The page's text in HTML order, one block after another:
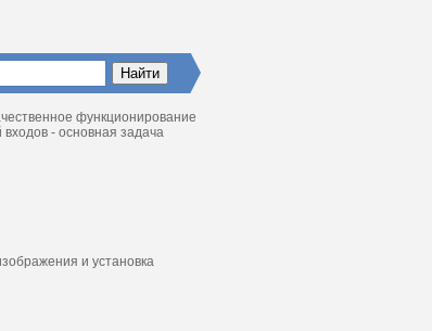
функционирование
- основная задача
и установка